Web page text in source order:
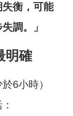
失衡，可能
調。」
明確
6小時）